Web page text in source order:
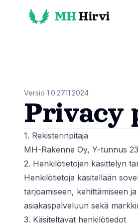
Versio 1.0·27.11.2024
Privacy
1. Rekisterinpitäjä
MH-Rakenne Oy, Y-tunnus
2. Henkilötietojen käsittelyn
Henkilötietoja käsitellään
tarjoamiseen, kehittämiseen
asiakaspalveluun sekä
3. Käsiteltävät henkilötiedot